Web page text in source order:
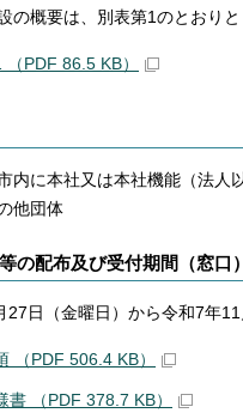
の概要は、別表第1のとおりと
（PDF 86.5 KB）
内に本社又は本社機能（法人
他団体
の配布及び受付期間（窓口）
27日（金曜日）から令和7年
（PDF 506.4 KB）
書 （PDF 378.7 KB）